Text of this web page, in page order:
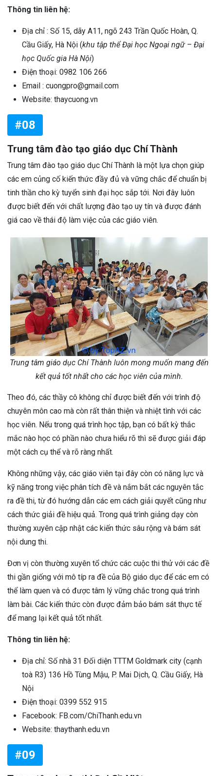
Thông tin liên hệ:
Địa chỉ : Số 15, dãy A11, ngõ 243 Trần Quốc Hoàn, Q.
Cầu Giấy, Hà Nội (khu tập thể Đại học Ngoại ngữ – Đại
học Quốc gia Hà Nội)
Điện thoại: 0982 106 266
Email : cuongpro@gmail.com
Website: thaycuong.vn
#08
Trung tâm đào tạo giáo dục Chí Thành
Trung tâm đào tạo giáo dục Chí Thành là một lựa chọn giúp
các em củng cố kiến thức đầy đủ và vững chắc để chuẩn bị
tinh thần cho kỳ tuyển sinh đại học sắp tới. Nơi đây luôn
được biết đến với chất lượng đào tạo uy tín và được đánh
giá cao về thái độ làm việc của các giáo viên.
Trung tâm giáo dục Chí Thành luôn mong muốn mang đến
kết quả tốt nhất cho các học viên của mình.
Theo đó, các thầy cô không chỉ được biết đến với trình độ
chuyên môn cao mà còn rất thân thiện và nhiệt tình với các
học viên. Nếu trong quá trình học tập, bạn có bất kỳ thắc
mắc nào học có phần nào chưa hiểu rõ thì sẽ được giải đáp
một cách cụ thể và rõ ràng nhất.
Không những vậy, các giáo viên tại đây còn có năng lực và
kỹ năng trong việc phân tích đề và nắm bắt các nguyên tắc
ra đề thi, từ đó hướng dẫn các em cách giải quyết cũng như
cách thức giải đề hiệu quả. Trong quá trình giảng dạy còn
thường xuyên cập nhật các kiến thức sâu rộng và bám sát
nội dung thi.
Đơn vị còn thường xuyên tổ chức các cuộc thi thử với các đề
thi gần giống với mô típ ra đề của Bộ giáo dục để các em có
thể làm quen và có được tâm lý vững chắc trong quá trình
làm bài. Các kiến thức còn được đảm bảo bám sát thực tế
để mang lại kết quả tốt nhất.
Thông tin liên hệ:
Địa chỉ: Số nhà 31 Đối diện TTTM Goldmark city (cạnh
toà R3) 136 Hồ Tùng Mậu, P. Mai Dịch, Q. Cầu Giấy, Hà
Nội
Điện thoại: 0399 552 915
Facebook: FB.com/ChiThanh.edu.vn
Website: thaythanh.edu.vn
#09